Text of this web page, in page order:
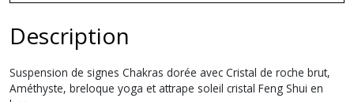
Description
Suspension de signes Chakras dorée avec Cristal de roche brut,
Améthyste, breloque yoga et attrape soleil cristal Feng Shui en